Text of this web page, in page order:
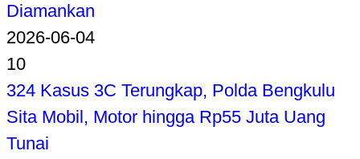
Diamankan
2026-06-04
10
324 Kasus 3C Terungkap, Polda Bengkulu
Sita Mobil, Motor hingga Rp55 Juta Uang
Tunai